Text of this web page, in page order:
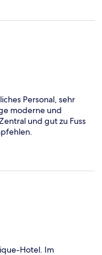
Personal, sehr
moderne und
und gut zu Fuss
Hotel. Im